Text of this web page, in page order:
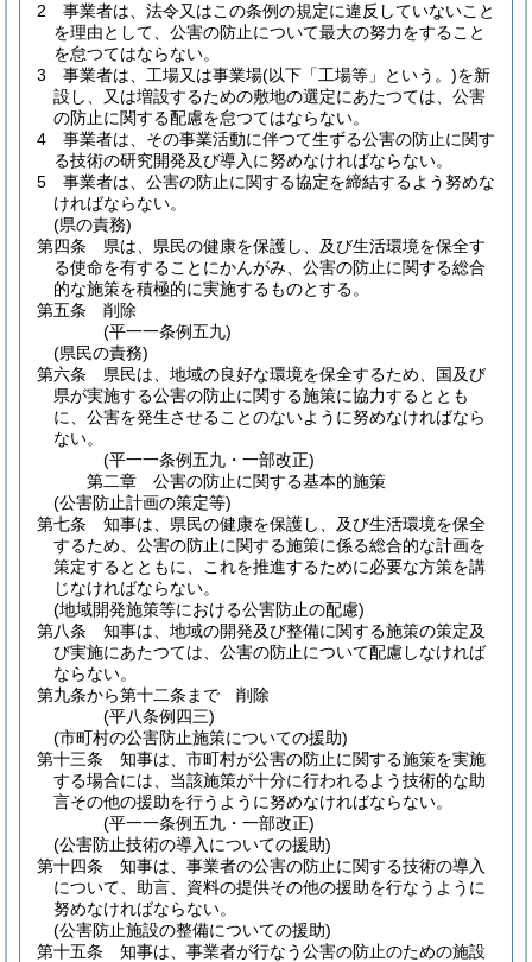
2
事業者は、法令又はこの条例の規定に違反していないこと
を理由として、公害の防止について最大の努力をすること
を怠つてはならない。
3
事業者は、工場又は事業場(以下「工場等」という。)を新
設し、又は増設するための敷地の選定にあたつては、公害
の防止に関する配慮を怠つてはならない。
4
事業者は、その事業活動に伴つて生ずる公害の防止に関す
る技術の研究開発及び導入に努めなければならない。
5
事業者は、公害の防止に関する協定を締結するよう努めな
ければならない。
(県の責務)
第四条
県は、県民の健康を保護し、及び生活環境を保全す
る使命を有することにかんがみ、公害の防止に関する総合
的な施策を積極的に実施するものとする。
第五条
削除
(平一一条例五九)
(県民の責務)
第六条
県民は、地域の良好な環境を保全するため、国及び
県が実施する公害の防止に関する施策に協力するととも
に、公害を発生させることのないように努めなければなら
ない。
(平一一条例五九・一部改正)
第二章
公害の防止に関する基本的施策
(公害防止計画の策定等)
第七条
知事は、県民の健康を保護し、及び生活環境を保全
するため、公害の防止に関する施策に係る総合的な計画を
策定するとともに、これを推進するために必要な方策を講
じなければならない。
(地域開発施策等における公害防止の配慮)
第八条
知事は、地域の開発及び整備に関する施策の策定及
び実施にあたつては、公害の防止について配慮しなければ
ならない。
第九条から第十二条まで
削除
(平八条例四三)
(市町村の公害防止施策についての援助)
第十三条
知事は、市町村が公害の防止に関する施策を実施
する場合には、当該施策が十分に行われるよう技術的な助
言その他の援助を行うように努めなければならない。
(平一一条例五九・一部改正)
(公害防止技術の導入についての援助)
第十四条
知事は、事業者の公害の防止に関する技術の導入
について、助言、資料の提供その他の援助を行なうように
努めなければならない。
(公害防止施設の整備についての援助)
第十五条
知事は、事業者が行なう公害の防止のための施設